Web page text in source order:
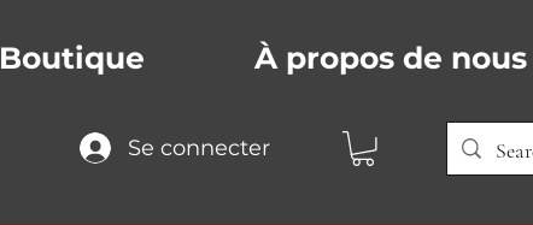
Boutique À propos de nous
Se connecter